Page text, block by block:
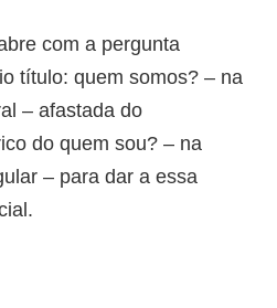
com a pergunta
título: quem somos? – na
– afastada do
do quem sou? – na
– para dar a essa